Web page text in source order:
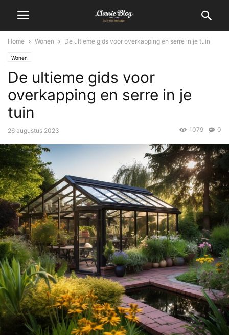
Home Wonen De ultieme gids voor overkapping en serre in je tuin
Wonen
De ultieme gids voor
overkapping en serre in je
tuin
26 augustus 2023 0
1079